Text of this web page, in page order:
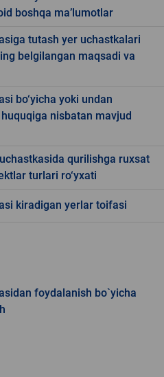
boshqa ma’lumotlar
tutash yer uchastkalari
belgilangan maqsadi va
bo‘yicha yoki undan
nisbatan mavjud
qurilishga ruxsat
turlari ro‘yxati
kiradigan yerlar toifasi
foydalanish bo`yicha